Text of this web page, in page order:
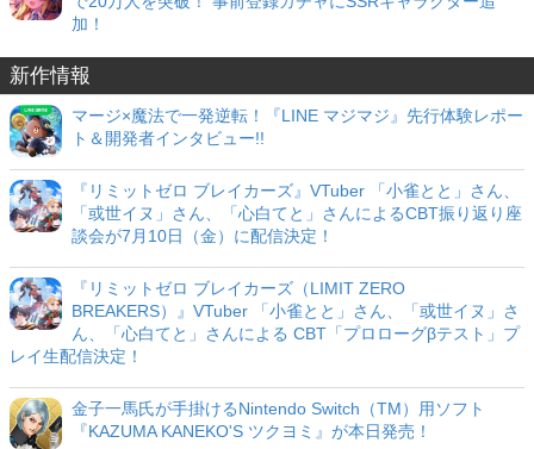
加！
新作情報
マージ×魔法で一発逆転！『LINE マジマジ』先行体験レポー
ト＆開発者インタビュー!!
『リミットゼロ ブレイカーズ』VTuber 「小雀とと」さん、
「或世イヌ」さん、「心白てと」さんによるCBT振り返り座
談会が7月10日（金）に配信決定！
『リミットゼロ ブレイカーズ（LIMIT ZERO
BREAKERS）』VTuber 「小雀とと」さん、「或世イヌ」さ
ん、「心白てと」さんによる CBT「プロローグβテスト」プ
レイ生配信決定！
金子一馬氏が手掛けるNintendo Switch（TM）用ソフト
『KAZUMA KANEKO'S ツクヨミ』が本日発売！